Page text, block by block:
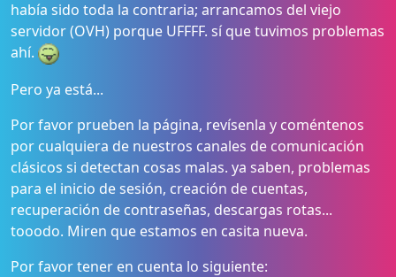
había sido toda la contraria; arrancamos del viejo
servidor (OVH) porque UFFFF. sí que tuvimos problemas
ahí.
Pero ya está...
Por favor prueben la página, revísenla y coméntenos
por cualquiera de nuestros canales de comunicación
clásicos si detectan cosas malas. ya saben, problemas
para el inicio de sesión, creación de cuentas,
recuperación de contraseñas, descargas rotas...
tooodo. Miren que estamos en casita nueva.
Por favor tener en cuenta lo siguiente: